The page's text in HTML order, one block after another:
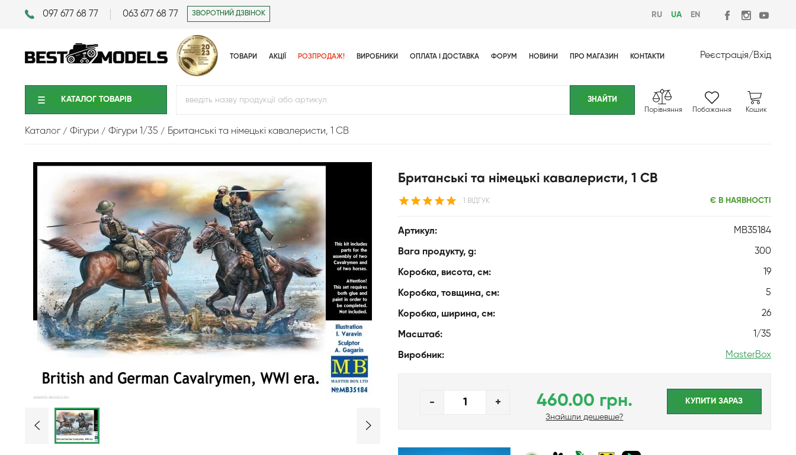
097 677 68 77 063 677 68 77 ЗВОРОТНИЙ ДЗВІНОК RU UA EN
ТОВАРИ АКЦІЇ РОЗПРОДАЖ! ВИРОБНИКИ ОПЛАТА І ДОСТАВКА ФОРУМ НОВИНИ ПРО МАГАЗИН КОНТАКТИ Реєстрація/Вхід
КАТАЛОГ ТОВАРIВ
Порівняння Побажання Кошик
Каталог Фігури Фігури 1/35 Британські та німецькі кавалеристи, 1 СВ
Британські та німецькі кавалеристи, 1 СВ
1 ВІДГУК Є В НАЯВНОСТІ
Артикул: MB35184
Вага продукту, g: 300
Коробка, висота, см: 19
Коробка, товщина, см: 5
Коробка, ширина, см: 26
Масштаб: 1/35
Виробник: MasterBox
- + 460.00 грн.
Знайшли дешевше?
КУПИТИ ЗАРАЗ